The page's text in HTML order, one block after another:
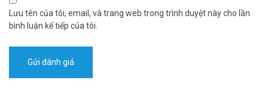
Lưu tên của tôi, email, và trang web trong trình duyệt này cho lần
bình luận kế tiếp của tôi.